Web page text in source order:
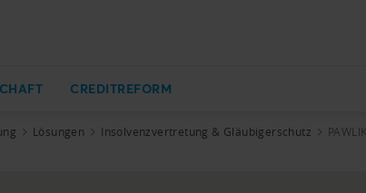
CREDITREFORM
Lösungen Insolvenzvertretung & Gläubigerschutz